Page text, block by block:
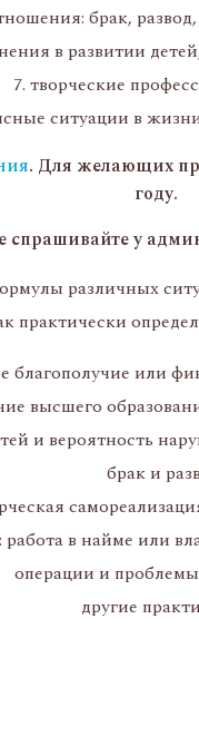
брак,
в развитии
творческие
ситуации в
. Для желающих
году.
у
различных
практически
благополучие или
высшего
и вероятность
брак и
в найме или
операции и
другие